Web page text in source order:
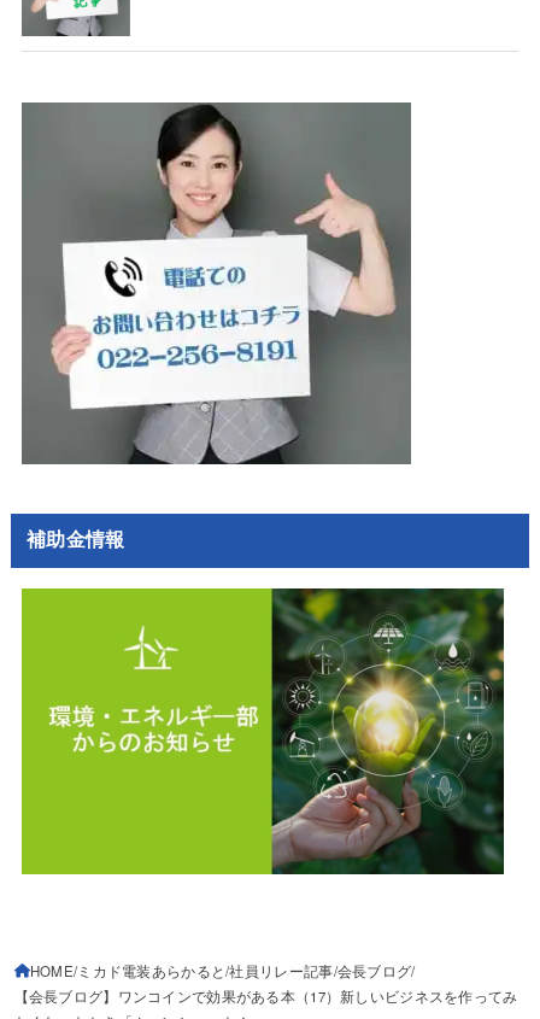
補助金情報
HOME ミカド電装あらかると 社員リレー記事 会長ブログ
【会長ブログ】ワンコインで効果がある本（17）新しいビジネスを作ってみ